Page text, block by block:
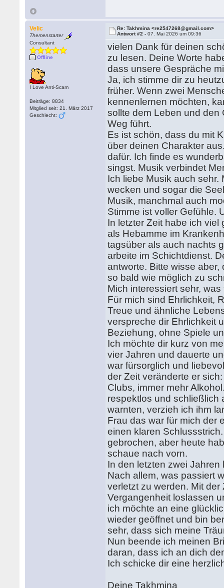
Velic
Themenstarter
Consultant
Offline
I Love Anti-Scam
Beiträge: 8834
Mitglied seit: 21. März 2017
Geschlecht:
Re: Takhmina <re2547268@gmail.com>
Antwort #2 -07. Mai 2026 um 09:36
vielen Dank für deinen
zu lesen. Deine Worte
dass unsere Gespräche
Ja, ich stimme dir zu
früher. Wenn zwei
kennenlernen möchten,
sollte dem Leben und
Weg führt.
Es ist schön, dass du mit
über deinen Charakter
dafür. Ich finde es
singst. Musik verbindet
Ich liebe Musik auch
wecken und sogar die
Musik, manchmal auch
Stimme ist voller Gefühle.
In letzter Zeit habe ich
als Hebamme im
tagsüber als auch nachts
arbeite im Schichtdienst.
antworte. Bitte wisse
so bald wie möglich zu
Mich interessiert sehr,
Für mich sind Ehrlichkeit,
Treue und ähnliche
verspreche dir Ehrlichkeit
Beziehung, ohne Spiele
Ich möchte dir kurz von
vier Jahren und dauerte
war fürsorglich und
der Zeit veränderte er
Clubs, immer mehr
respektlos und schließlich
warnten, verzieh ich ihm
Frau das war für mich der
einen klaren
gebrochen, aber heute
schaue nach vorn.
In den letzten zwei
Nach allem, was passiert
verletzt zu werden. Mit
Vergangenheit loslassen
ich möchte an eine
wieder geöffnet und bin
sehr, dass sich meine
Nun beende ich meinen
daran, dass ich an dich
Ich schicke dir eine
Deine Takhmina